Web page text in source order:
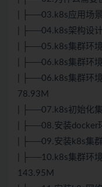
| ├──03.k8s应用场
| ├──04.k8s架构设
| ├──05.k8s集群环
| ├──06.k8s集群环
| ├──06.k8s集群环
78.93M
| ├──07.k8s初始化
| ├──08.安装docker
| ├──09.安装k8s集
| ├──10.k8s集群环
143.95M